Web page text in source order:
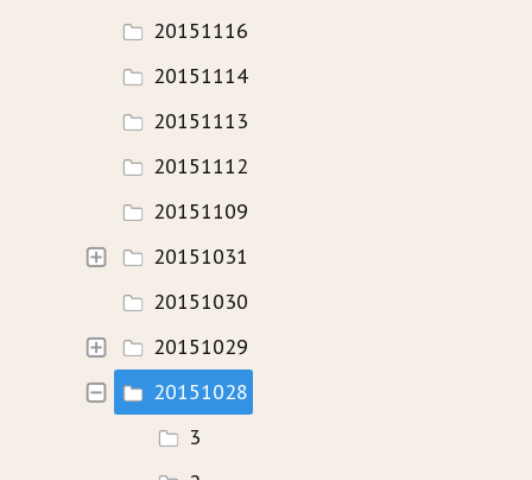
FOTOGALERIE20151116
20151114
20151113
20151112
20151109
20151031
20151030
20151029
20151028
3